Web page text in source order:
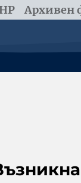
Архивен